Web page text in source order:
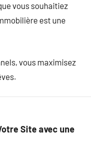
vous souhaitiez
est une
vous maximisez
Site avec une